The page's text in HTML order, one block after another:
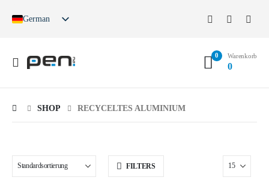
German
Spanish
0 Warenkorb
0
SHOP RECYCELTES ALUMINIUM
FILTERS